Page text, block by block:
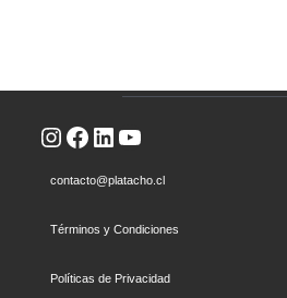
Instagram
Facebook
LinkedIn
YouTube
contacto@platacho.cl
Términos y Condiciones
Políticas de Privacidad